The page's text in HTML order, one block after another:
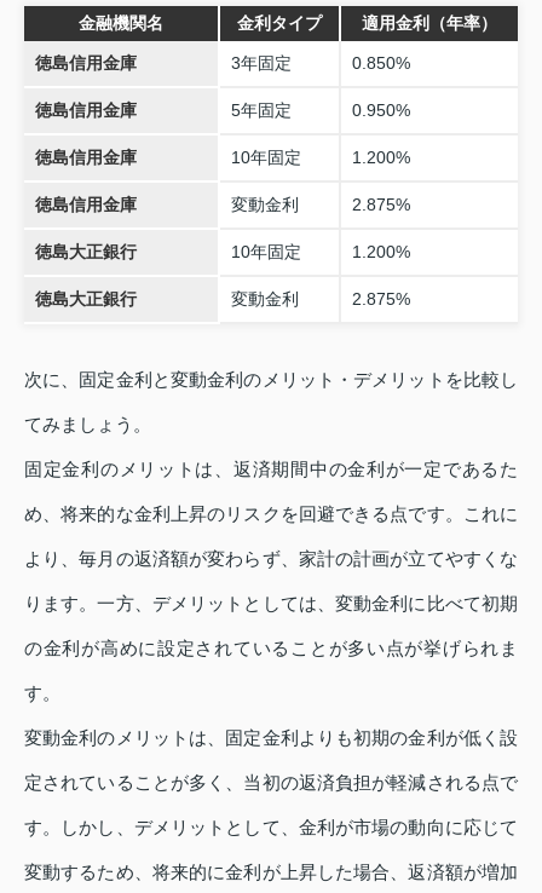
金融機関名 金利タイプ 適用金利（年率）
徳島信用金庫 3年固定 0.850%
徳島信用金庫 5年固定 0.950%
徳島信用金庫 10年固定 1.200%
徳島信用金庫 変動金利 2.875%
徳島大正銀行 10年固定 1.200%
徳島大正銀行 変動金利 2.875%
次に、固定金利と変動金利のメリット・デメリットを比較し
てみましょう。
固定金利のメリットは、返済期間中の金利が一定であるた
め、将来的な金利上昇のリスクを回避できる点です。これに
より、毎月の返済額が変わらず、家計の計画が立てやすくな
ります。一方、デメリットとしては、変動金利に比べて初期
の金利が高めに設定されていることが多い点が挙げられま
す。
変動金利のメリットは、固定金利よりも初期の金利が低く設
定されていることが多く、当初の返済負担が軽減される点で
す。しかし、デメリットとして、金利が市場の動向に応じて
変動するため、将来的に金利が上昇した場合、返済額が増加